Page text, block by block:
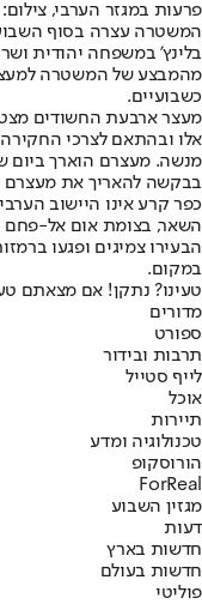
פרעות במגזר הערבי, צילום:
המשטרה עצרה בסוף
בלינץ' במשפחה יהודית
מהמבצע של המשטרה
כשבועיים.
מעצר ארבעת החשודים
אלו ובהתאם לצרכי
מנשה. מעצרם הוארך ביום
בבקשה להאריך את מעצרם
כפר קרע אינו היישוב
השאר, בצומת אום אל-פחם
הבעירו צמיגים ופגעו
במקום.
טעינו? נתקן! אם מצאתם
מדורים
ספורט
תרבות ובידור
לייף סטייל
אוכל
תיירות
טכנולוגיה ומדע
הורוסקופ
ForReal
מגזין השבוע
דעות
חדשות בארץ
חדשות בעולם
פוליטי